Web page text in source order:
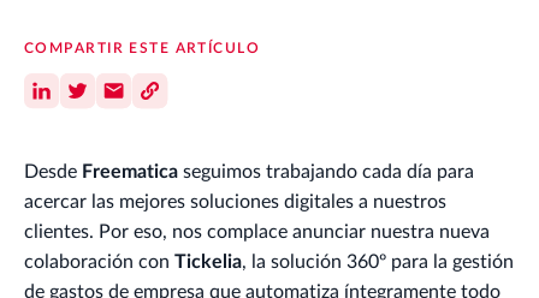
COMPARTIR ESTE ARTÍCULO
Desde Freematica seguimos trabajando cada día para
acercar las mejores soluciones digitales a nuestros
clientes. Por eso, nos complace anunciar nuestra nueva
colaboración con Tickelia, la solución 360º para la gestión
de gastos de empresa que automatiza íntegramente todo